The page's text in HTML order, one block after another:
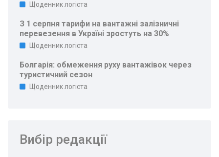
Щоденник логіста
З 1 серпня тарифи на вантажні залізничні
перевезення в Україні зростуть на 30%
Щоденник логіста
Болгарія: обмеження руху вантажівок через
туристичний сезон
Щоденник логіста
Вибір редакції